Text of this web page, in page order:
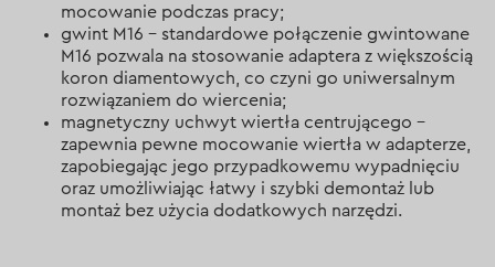
mocowanie podczas pracy;
gwint M16 – standardowe połączenie gwintowane
M16 pozwala na stosowanie adaptera z większością
koron diamentowych, co czyni go uniwersalnym
rozwiązaniem do wiercenia;
magnetyczny uchwyt wiertła centrującego –
zapewnia pewne mocowanie wiertła w adapterze,
zapobiegając jego przypadkowemu wypadnięciu
oraz umożliwiając łatwy i szybki demontaż lub
montaż bez użycia dodatkowych narzędzi.